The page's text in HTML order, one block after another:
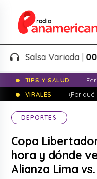
Salsa Variada |
TIPS Y SALUD
VIRALES
¿Por
DEPORTES
Copa
hora y dónde
Alianza Lima